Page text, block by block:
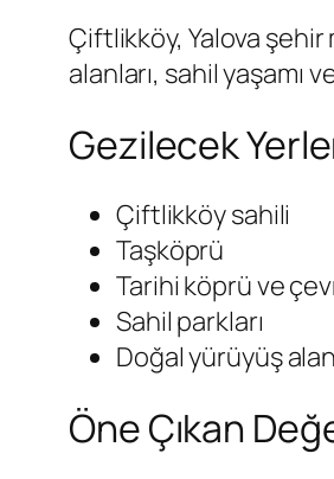
Çiftlikköy, Yalova şehir
alanları, sahil yaşamı
Gezilecek
Çiftlikköy sahili
Taşköprü
Tarihi köprü ve
Sahil parkları
Doğal yürüyüş
Öne Çıkan